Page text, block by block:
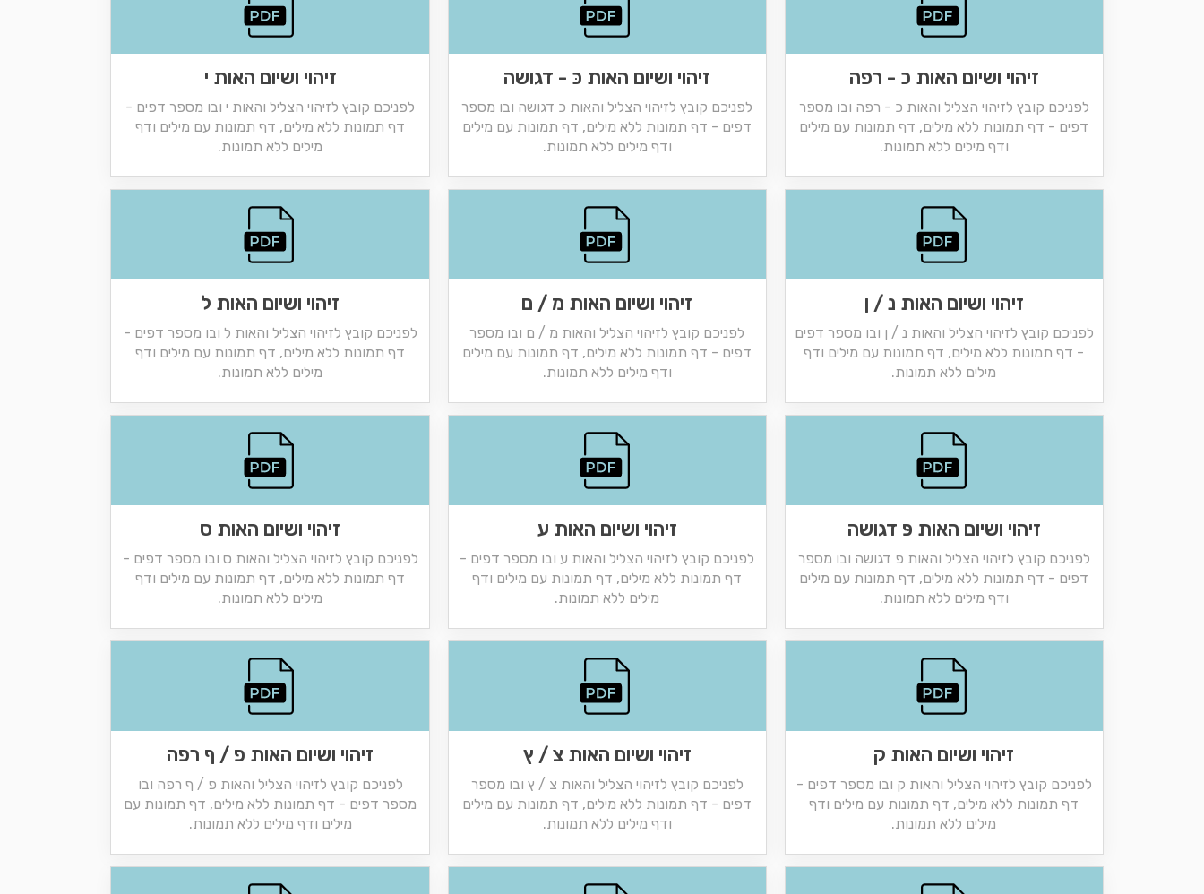
זיהוי ושיום האות י
לפניכם קובץ לזיהוי הצליל והאות י ובו מספר דפים -
דף תמונות ללא מילים, דף תמונות עם מילים ודף
מילים ללא תמונות.
זיהוי ושיום האות כּ - דגושה
לפניכם קובץ לזיהוי הצליל והאות כ דגושה ובו מספר
דפים - דף תמונות ללא מילים, דף תמונות עם מילים
ודף מילים ללא תמונות.
זיהוי ושיום האות כ - רפה
לפניכם קובץ לזיהוי הצליל והאות כ - רפה ובו מספר
דפים - דף תמונות ללא מילים, דף תמונות עם מילים
ודף מילים ללא תמונות.
זיהוי ושיום האות ל
לפניכם קובץ לזיהוי הצליל והאות ל ובו מספר דפים -
דף תמונות ללא מילים, דף תמונות עם מילים ודף
מילים ללא תמונות.
זיהוי ושיום האות מ / ם
לפניכם קובץ לזיהוי הצליל והאות מ / ם ובו מספר
דפים - דף תמונות ללא מילים, דף תמונות עם מילים
ודף מילים ללא תמונות.
זיהוי ושיום האות נ / ן
לפניכם קובץ לזיהוי הצליל והאות נ / ן ובו מספר דפים
- דף תמונות ללא מילים, דף תמונות עם מילים ודף
מילים ללא תמונות.
זיהוי ושיום האות ס
לפניכם קובץ לזיהוי הצליל והאות ס ובו מספר דפים -
דף תמונות ללא מילים, דף תמונות עם מילים ודף
מילים ללא תמונות.
זיהוי ושיום האות ע
לפניכם קובץ לזיהוי הצליל והאות ע ובו מספר דפים -
דף תמונות ללא מילים, דף תמונות עם מילים ודף
מילים ללא תמונות.
זיהוי ושיום האות פּ דגושה
לפניכם קובץ לזיהוי הצליל והאות פ דגושה ובו מספר
דפים - דף תמונות ללא מילים, דף תמונות עם מילים
ודף מילים ללא תמונות.
זיהוי ושיום האות פ / ף רפה
לפניכם קובץ לזיהוי הצליל והאות פ / ף רפה ובו
מספר דפים - דף תמונות ללא מילים, דף תמונות עם
מילים ודף מילים ללא תמונות.
זיהוי ושיום האות צ / ץ
לפניכם קובץ לזיהוי הצליל והאות צ / ץ ובו מספר
דפים - דף תמונות ללא מילים, דף תמונות עם מילים
ודף מילים ללא תמונות.
זיהוי ושיום האות ק
לפניכם קובץ לזיהוי הצליל והאות ק ובו מספר דפים -
דף תמונות ללא מילים, דף תמונות עם מילים ודף
מילים ללא תמונות.